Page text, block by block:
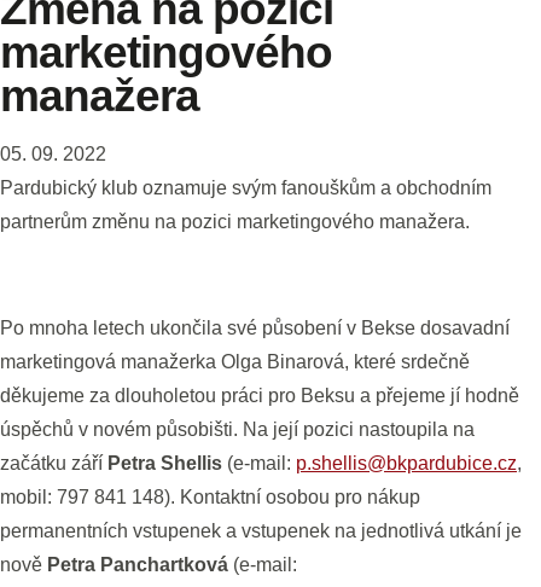
marketingového
manažera
05. 09. 2022
Pardubický klub oznamuje svým fanouškům a obchodním
partnerům změnu na pozici marketingového manažera.
Po mnoha letech ukončila své působení v Bekse dosavadní
marketingová manažerka Olga Binarová, které srdečně
děkujeme za dlouholetou práci pro Beksu a přejeme jí hodně
úspěchů v novém působišti. Na její pozici nastoupila na
začátku září Petra Shellis (e-mail: p.shellis@bkpardubice.cz,
mobil: 797 841 148). Kontaktní osobou pro nákup
permanentních vstupenek a vstupenek na jednotlivá utkání je
nově Petra Panchartková (e-mail: